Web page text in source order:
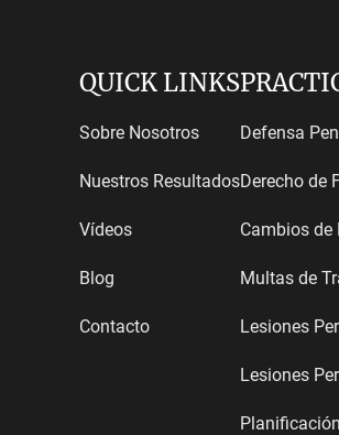
QUICK LINKS
Sobre Nosotros
Nuestros Resultados
Vídeos
Blog
Contacto
Defensa
Derecho de
Cambios de
Multas de
Lesiones
Lesiones